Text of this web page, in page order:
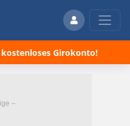
kostenloses Girokonto!